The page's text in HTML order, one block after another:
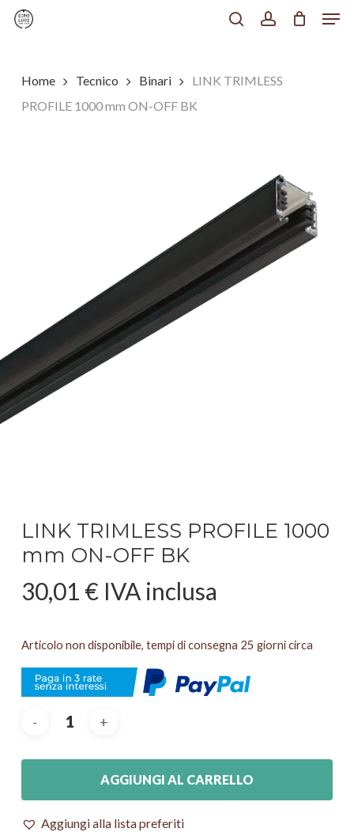
Skip
content
Home Tecnico Binari
LINK TRIMLESS
PROFILE 1000 mm ON-OFF BK
LINK TRIMLESS PROFILE 1000
mm ON-OFF BK
30,01 € IVA inclusa
Articolo non disponibile, tempi di consegna 25 giorni circa
AGGIUNGI AL CARRELLO
Aggiungi alla lista preferiti